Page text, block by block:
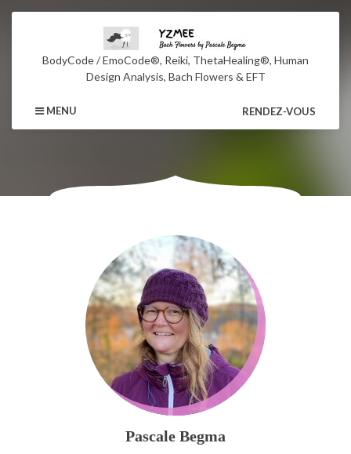
BodyCode / EmoCode®, Reiki, ThetaHealing®, Human
Design Analysis, Bach Flowers & EFT
MENU RENDEZ-VOUS
Pascale Begma